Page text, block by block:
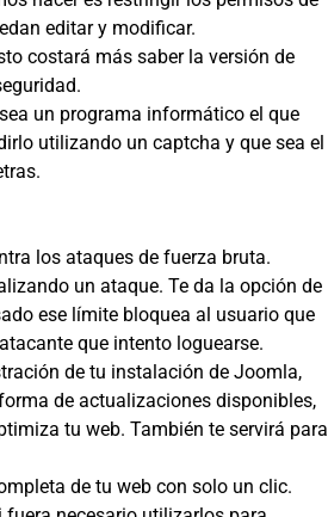
editar y modificar.
costará más saber la versión de
un programa informático el que
utilizando un captcha y que sea el
los ataques de fuerza bruta.
un ataque. Te da la opción de
ese límite bloquea al usuario que
que intento loguearse.
de tu instalación de Joomla,
de actualizaciones disponibles,
tu web. También te servirá para
de tu web con solo un clic.